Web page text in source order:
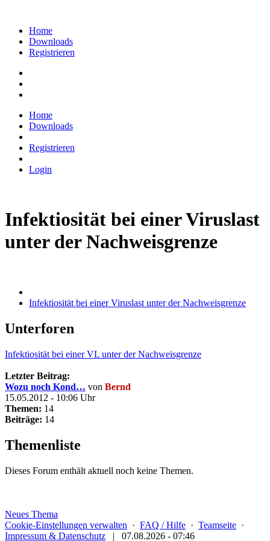
Home
Downloads
Registrieren
Home
Downloads
Registrieren
Login
Infektiosität bei einer Viruslast
unter der Nachweisgrenze
Infektiosität bei einer Viruslast unter der Nachweisgrenze
Unterforen
Infektiosität bei einer VL unter der Nachweisgrenze
Letzter Beitrag:
Wozu noch Kond… von Bernd
15.05.2012 - 10:06 Uhr
Themen: 14
Beiträge: 14
Themenliste
Dieses Forum enthält aktuell noch keine Themen.
Neues Thema
Cookie-Einstellungen verwalten · FAQ / Hilfe · Teamseite ·
Impressum & Datenschutz | 07.08.2026 - 07:46